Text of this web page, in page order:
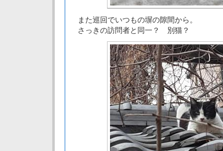
また巡回でいつもの塀の隙間から。
さっきの訪問者と同一？ 別猫？